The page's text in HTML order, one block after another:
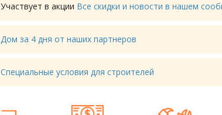
Участвует в акции Все скидки и новости в нашем
Дом за 4 дня от наших партнеров
Специальные условия для строителей